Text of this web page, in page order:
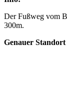
Der Fußweg vom
300m.
Genauer Standort